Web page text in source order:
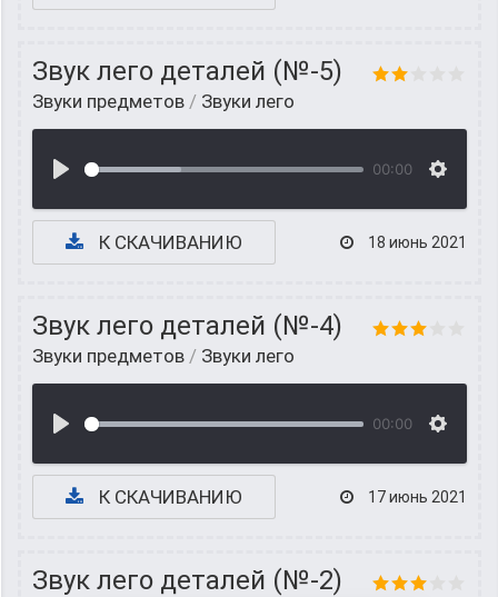
Звук лего деталей (№-5)
Звуки предметов / Звуки лего
00:00
К СКАЧИВАНИЮ 18 июнь 2021
Звук лего деталей (№-4)
Звуки предметов / Звуки лего
00:00
К СКАЧИВАНИЮ 17 июнь 2021
Звук лего деталей (№-2)